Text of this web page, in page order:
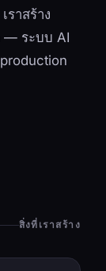
ราสร้าง
— ระบบ AI
สิ่งที่เราสร้าง